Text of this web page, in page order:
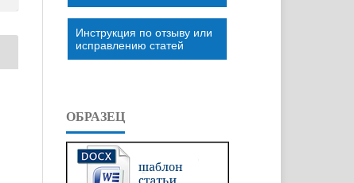
Инструкция по отзыву или
исправлению статей
ОБРАЗЕЦ